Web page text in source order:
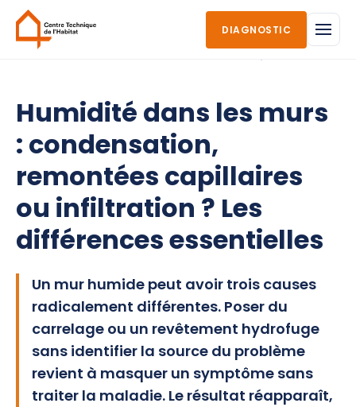
DIAGNOSTIC
Humidité dans les murs
: condensation,
remontées capillaires
ou infiltration ? Les
différences essentielles
Un mur humide peut avoir trois causes
radicalement différentes. Poser du
carrelage ou un revêtement hydrofuge
sans identifier la source du problème
revient à masquer un symptôme sans
traiter la maladie. Le résultat réapparaît,